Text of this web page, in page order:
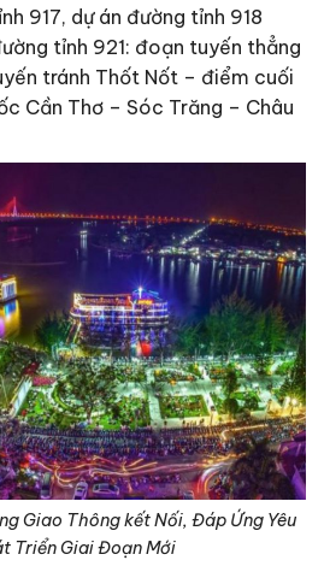
917, dự án đường tỉnh 918
tỉnh 921: đoạn tuyến thẳng
tránh Thốt Nốt – điểm cuối
Cần Thơ – Sóc Trăng – Châu
Giao Thông kết Nối, Đáp Ứng Yêu
Triển Giai Đoạn Mới